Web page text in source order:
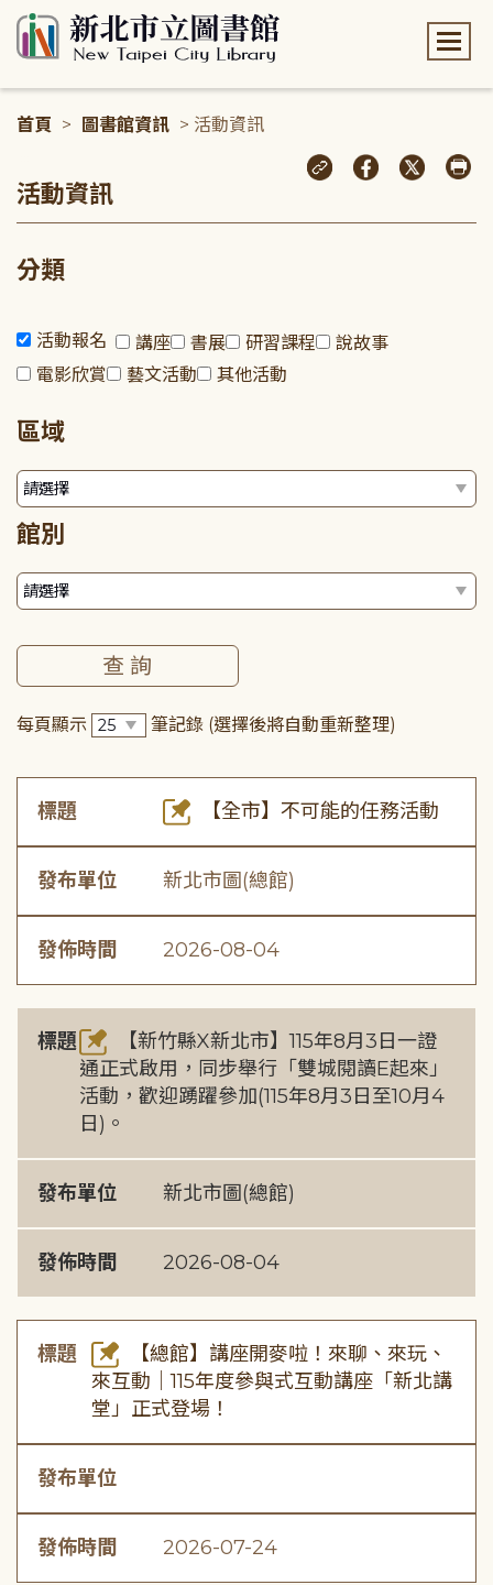
首頁 > 圖書館資訊 > 活動資訊
活動資訊
分類
活動報名 講座 書展 研習課程
說故事
電影欣賞
藝文活動 其他活動
區域
館別
每頁顯示 筆記錄 (選擇後將自動重新整理)
標題 【全市】不可能的任務活動
發布單位 新北市圖(總館)
發佈時間 2026-08-04
標題
【新竹縣X新北市】115年8月3日一證
通正式啟用，同步舉行「雙城閱讀E起來」
活動，歡迎踴躍參加(115年8月3日至10月4
日)。
發布單位 新北市圖(總館)
發佈時間 2026-08-04
標題
【總館】講座開麥啦！來聊、來玩、
來互動｜115年度參與式互動講座「新北講
堂」正式登場！
發布單位
發佈時間 2026-07-24